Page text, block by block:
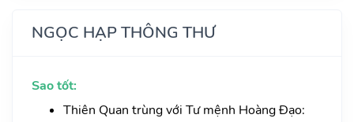
NGỌC HẠP THÔNG THƯ
Sao tốt:
Thiên Quan trùng với Tư mệnh Hoàng Đạo: